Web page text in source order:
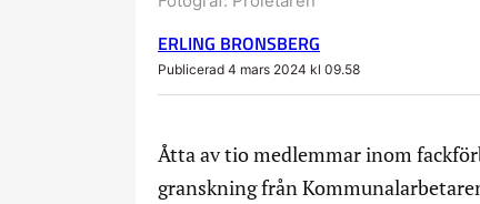
ERLING BRONSBERG
Publicerad 4 mars 2024 kl 09.58
Åtta av tio medlemmar inom
granskning från